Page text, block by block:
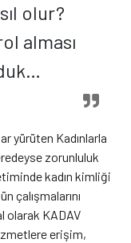
olur?
alması
yürüten Kadınlarla
zorunluluk
kadın kimliği
çalışmalarını
olarak KADAV
erişim,